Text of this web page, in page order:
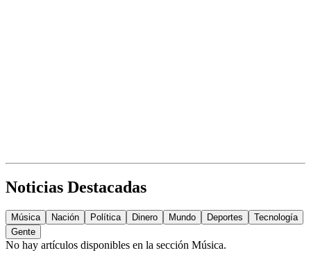
Noticias Destacadas
Música Nación Política Dinero Mundo Deportes
Tecnología
Gente
No hay artículos disponibles en la sección Música.